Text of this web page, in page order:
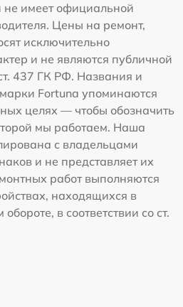
не имеет официальной
Цены на ремонт,
исключительно
и не являются публичной
437 ГК РФ. Названия и
Fortuna упоминаются
целях — чтобы обозначить
мы работаем. Наша
с владельцами
и не представляет их
работ выполняются
находящихся в
в соответствии со ст.